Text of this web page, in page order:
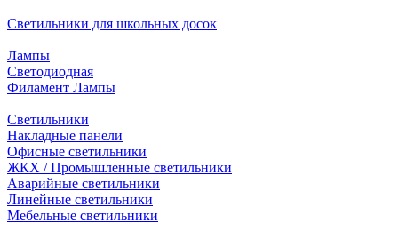
Светильники для школьных досок
Лампы
Светодиодная
Филамент Лампы
Светильники
Накладные панели
Офисные светильники
ЖКХ / Промышленные светильники
Аварийные светильники
Линейные светильники
Мебельные светильники